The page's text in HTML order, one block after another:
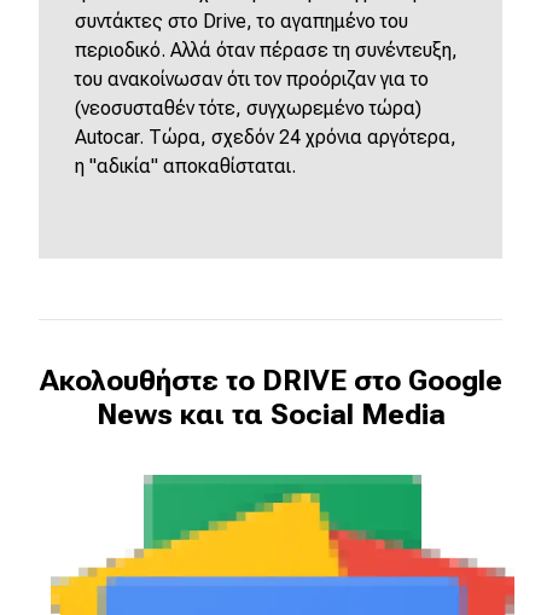
συντάκτες στο Drive, το αγαπημένο του
περιοδικό. Αλλά όταν πέρασε τη συνέντευξη,
του ανακοίνωσαν ότι τον προόριζαν για το
(νεοσυσταθέν τότε, συγχωρεμένο τώρα)
Autocar. Τώρα, σχεδόν 24 χρόνια αργότερα,
η "αδικία" αποκαθίσταται.
Ακολουθήστε το DRIVE στο Google
News και τα Social Media